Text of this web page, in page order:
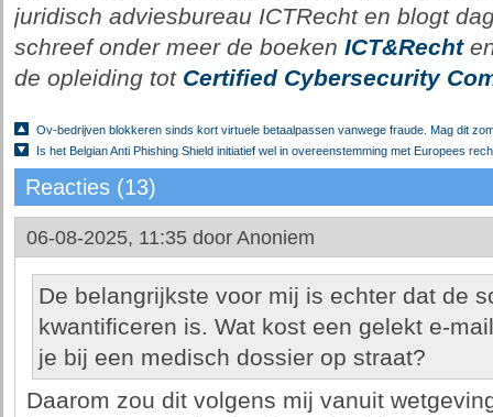
juridisch adviesbureau ICTRecht en blogt
schreef onder meer de boeken ICT&Recht
de opleiding tot Certified Cybersecurity
Ov-bedrijven blokkeren sinds kort virtuele betaalpassen vanwege fraude. Mag dit
Is het Belgian Anti Phishing Shield initiatief wel in overeenstemming met Europees
Reacties (13)
06-08-2025, 11:35 door Anoniem
De belangrijkste voor mij is echter dat de
kwantificeren is. Wat kost een gelekt e-
je bij een medisch dossier op straat?
Daarom zou dit volgens mij vanuit